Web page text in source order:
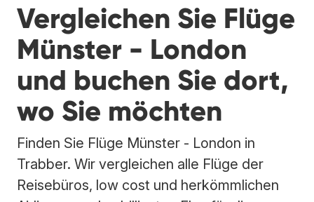
Vergleichen Sie Flüge
Münster - London
und buchen Sie dort,
wo Sie möchten
Finden Sie Flüge Münster - London in
Trabber. Wir vergleichen alle Flüge der
Reisebüros, low cost und herkömmlichen